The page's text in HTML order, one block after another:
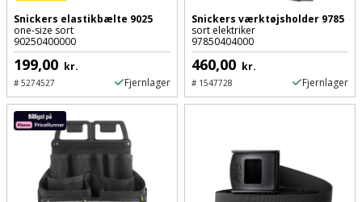
Tommestok
Tømrervinkel
Tragt
aftrækker
Rotationslaser
Rundsav
Rundsavsklinge
Rystepudser
Rystepudsertilbehør
Støttemur
Støvsuger
Strygejern
Terrassevarmer
Tømidler
Snickers elastikbælte 9025
one-size sort
90250400000
199,00 kr.
#5274527 Fjernlager
Snickers værktøjsholder 9785
sort elektriker
97850404000
460,00 kr.
#1547728 Fjernlager